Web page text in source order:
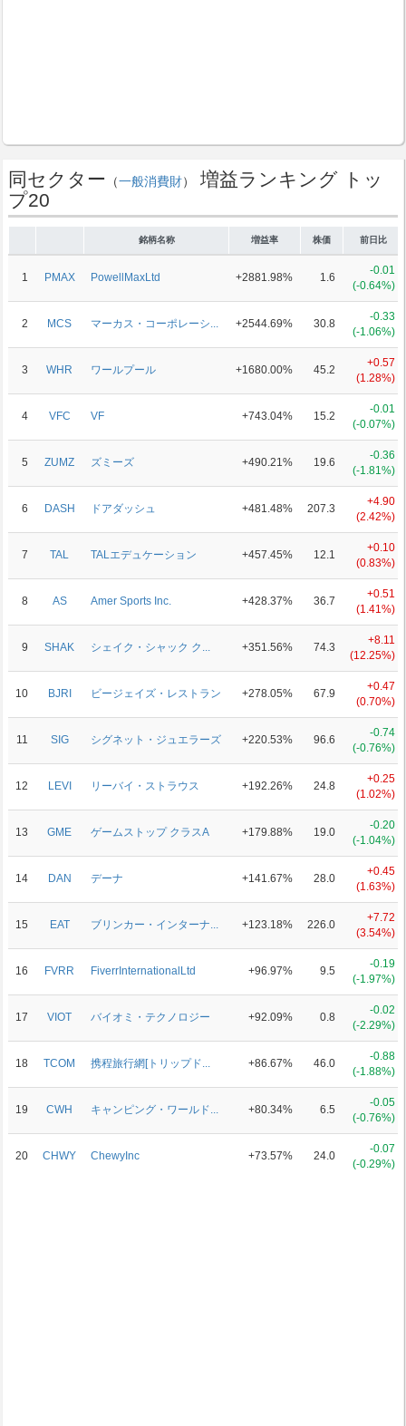
同セクター （一般消費財）
増益ランキング トッ
プ20
銘柄名称 増益率 株価 前日比
1 PMAX PowellMaxLtd +2881.98% 1.6
-0.01
(-0.64%)
2 MCS マーカス・コーポレーシ... +2544.69% 30.8
-0.33
(-1.06%)
3 WHR ワールプール +1680.00% 45.2
+0.57
(1.28%)
4 VFC VF +743.04% 15.2
-0.01
(-0.07%)
5 ZUMZ ズミーズ +490.21% 19.6
-0.36
(-1.81%)
6 DASH ドアダッシュ +481.48% 207.3
+4.90
(2.42%)
7 TAL TALエデュケーション +457.45% 12.1
+0.10
(0.83%)
8 AS Amer Sports Inc. +428.37% 36.7
+0.51
(1.41%)
9 SHAK シェイク・シャック ク... +351.56% 74.3
+8.11
(12.25%)
10 BJRI ビージェイズ・レストラン +278.05% 67.9
+0.47
(0.70%)
11 SIG シグネット・ジュエラーズ +220.53% 96.6
-0.74
(-0.76%)
12 LEVI リーバイ・ストラウス +192.26% 24.8
+0.25
(1.02%)
13 GME ゲームストップ クラスA +179.88% 19.0
-0.20
(-1.04%)
14 DAN デーナ +141.67% 28.0
+0.45
(1.63%)
15 EAT ブリンカー・インターナ... +123.18% 226.0
+7.72
(3.54%)
16 FVRR FiverrInternationalLtd +96.97% 9.5
-0.19
(-1.97%)
17 VIOT バイオミ・テクノロジー +92.09% 0.8
-0.02
(-2.29%)
18 TCOM 携程旅行網[トリップド... +86.67% 46.0
-0.88
(-1.88%)
19 CWH キャンピング・ワールド... +80.34% 6.5
-0.05
(-0.76%)
20 CHWY ChewyInc +73.57% 24.0
-0.07
(-0.29%)